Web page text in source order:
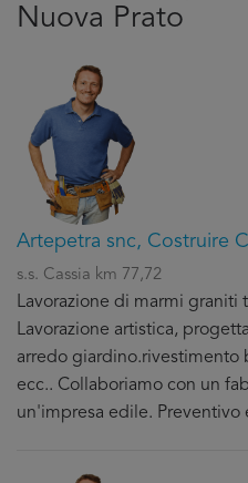
Nuova Prato
Artepetra snc, Costruire
s.s. Cassia km 77,72
Lavorazione di marmi graniti
Lavorazione artistica,
arredo giardino.rivestimento
ecc.. Collaboriamo con un
un'impresa edile. Preventivo